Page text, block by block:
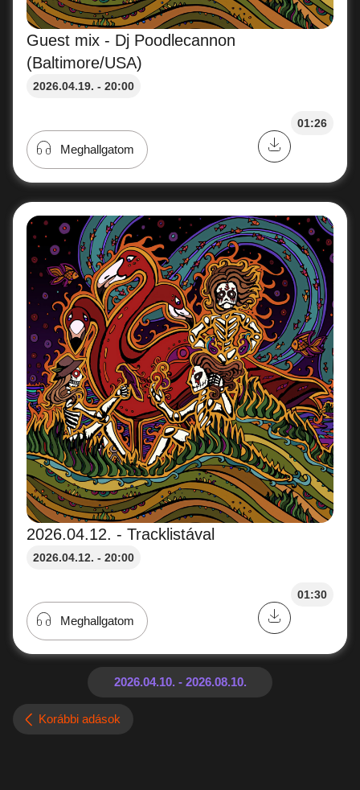
Guest mix - Dj Poodlecannon
(Baltimore/USA)
2026.04.19. - 20:00
01:26
Meghallgatom
2026.04.12. - Tracklistával
2026.04.12. - 20:00
01:30
Meghallgatom
Korábbi adások